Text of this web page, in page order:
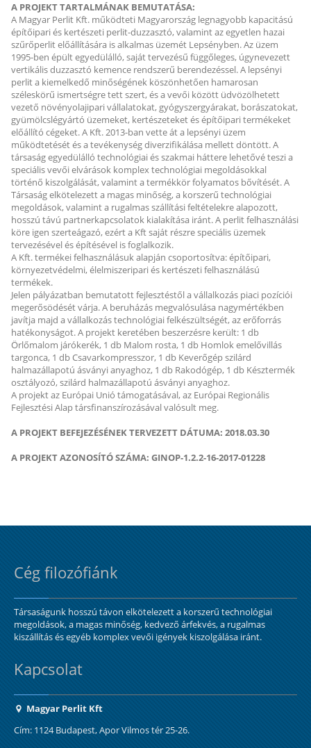
A PROJEKT TARTALMÁNAK BEMUTATÁSA:
A Magyar Perlit Kft. működteti Magyarország legnagyobb kapacitású
építőipari és kertészeti perlit-duzzasztó, valamint az egyetlen hazai
szűrőperlit előállítására is alkalmas üzemét Lepsényben. Az üzem
1995-ben épült egyedülálló, saját tervezésű függőleges, úgynevezett
vertikális duzzasztó kemence rendszerű berendezéssel. A lepsényi
perlit a kiemelkedő minőségének köszönhetően hamarosan
széleskörű ismertségre tett szert, és a vevői között üdvözölhetett
vezető növényolajipari vállalatokat, gyógyszergyárakat, borászatokat,
gyümölcslégyártó üzemeket, kertészeteket és építőipari termékeket
előállító cégeket. A Kft. 2013-ban vette át a lepsényi üzem
működtetését és a tevékenység diverzifikálása mellett döntött. A
társaság egyedülálló technológiai és szakmai háttere lehetővé teszi a
speciális vevői elvárások komplex technológiai megoldásokkal
történő kiszolgálását, valamint a termékkör folyamatos bővítését. A
Társaság elkötelezett a magas minőség, a korszerű technológiai
megoldások, valamint a rugalmas szállítási feltételekre alapozott,
hosszú távú partnerkapcsolatok kialakítása iránt. A perlit felhasználási
köre igen szerteágazó, ezért a Kft saját részre speciális üzemek
tervezésével és építésével is foglalkozik.
A Kft. termékei felhasználásuk alapján csoportosítva: építőipari,
környezetvédelmi, élelmiszeripari és kertészeti felhasználású
termékek.
Jelen pályázatban bemutatott fejlesztéstől a vállalkozás piaci pozíciói
megerősödését várja. A beruházás megvalósulása nagymértékben
javítja majd a vállalkozás technológiai felkészültségét, az erőforrás
hatékonyságot. A projekt keretében beszerzésre került: 1 db
Örlőmalom járókerék, 1 db Malom rosta, 1 db Homlok emelővillás
targonca, 1 db Csavarkompresszor, 1 db Keverőgép szilárd
halmazállapotú ásványi anyaghoz, 1 db Rakodógép, 1 db Késztermék
osztályozó, szilárd halmazállapotú ásványi anyaghoz.
A projekt az Európai Unió támogatásával, az Európai Regionális
Fejlesztési Alap társfinanszírozásával valósult meg.
A PROJEKT BEFEJEZÉSÉNEK TERVEZETT DÁTUMA: 2018.03.30
A PROJEKT AZONOSÍTÓ SZÁMA: GINOP-1.2.2-16-2017-01228
Cég filozófiánk
Társaságunk hosszú távon elkötelezett a korszerű technológiai
megoldások, a magas minőség, kedvező árfekvés, a rugalmas
kiszállítás és egyéb komplex vevői igények kiszolgálása iránt.
Kapcsolat
Magyar Perlit Kft
Cím: 1124 Budapest, Apor Vilmos tér 25-26.